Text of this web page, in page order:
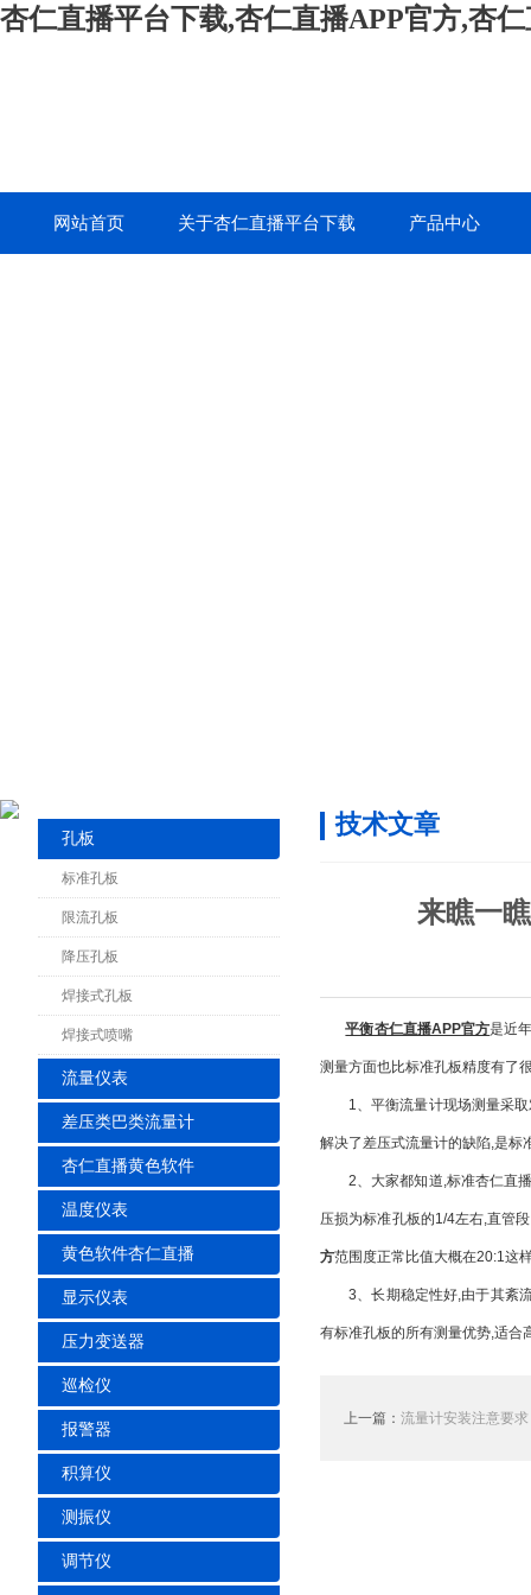
杏仁直播平台下载,杏仁直播APP官方,杏
网站首页 关于杏仁直播平台下载 产品中心
孔板
标准孔板
限流孔板
降压孔板
焊接式孔板
焊接式喷嘴
流量仪表
差压类巴类流量计
杏仁直播黄色软件
温度仪表
黄色软件杏仁直播
显示仪表
压力变送器
巡检仪
报警器
积算仪
测振仪
调节仪
技术文章
来瞧一
平衡杏仁直播APP官方是近
测量方面也比标准孔板精度有了
1、平衡流量计现场测量采
解决了差压式流量计的缺陷,是标
2、大家都知道,标准杏仁直
压损为标准孔板的1/4左右,直管
方范围度正常比值大概在20:1这样
3、长期稳定性好,由于其紊流
有标准孔板的所有测量优势,适合
上一篇： 流量计安装注意要求